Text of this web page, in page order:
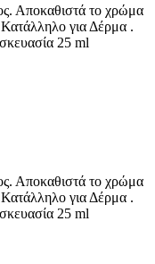
Αποκαθιστά το χρώμα
για Δέρμα .
25 ml
Αποκαθιστά το χρώμα
για Δέρμα .
25 ml